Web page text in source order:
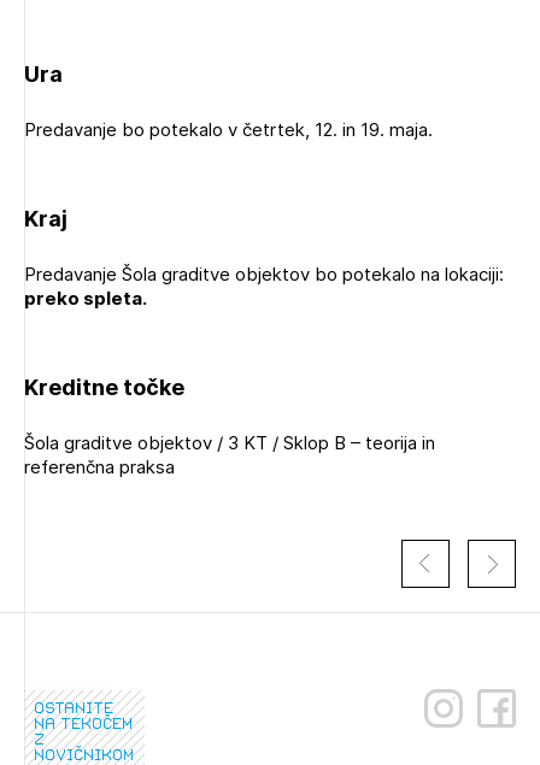
Ura
Predavanje bo potekalo v četrtek, 12. in 19. maja.
Kraj
Predavanje Šola graditve objektov bo potekalo na lokaciji:
preko spleta.
Kreditne točke
Šola graditve objektov / 3 KT / Sklop B – teorija in
referenčna praksa
ostanite
na tekočem
z
novičnikom